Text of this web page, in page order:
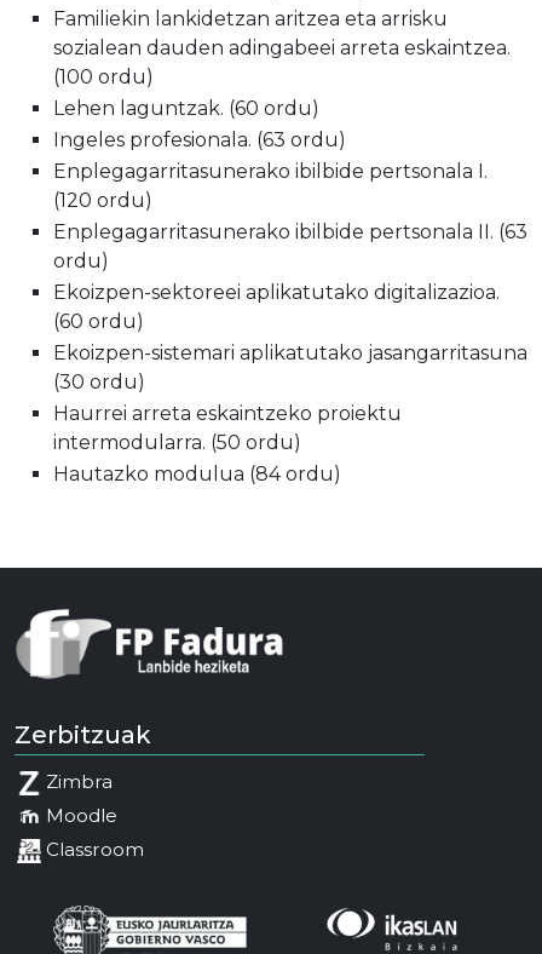
Familiekin lankidetzan aritzea eta arrisku
sozialean dauden adingabeei arreta eskaintzea.
(100 ordu)
Lehen laguntzak. (60 ordu)
Ingeles profesionala. (63 ordu)
Enplegagarritasunerako ibilbide pertsonala I.
(120 ordu)
Enplegagarritasunerako ibilbide pertsonala II. (63
ordu)
Ekoizpen-sektoreei aplikatutako digitalizazioa.
(60 ordu)
Ekoizpen-sistemari aplikatutako jasangarritasuna
(30 ordu)
Haurrei arreta eskaintzeko proiektu
intermodularra. (50 ordu)
Hautazko modulua (84 ordu)
Zerbitzuak
Zimbra
Moodle
Classroom